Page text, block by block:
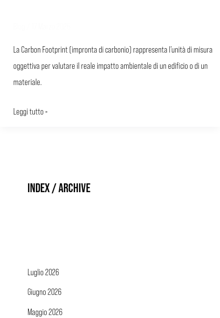
La Carbon Footprint (impronta di carbonio) rappresenta l’unità di misura
oggettiva per valutare il reale impatto ambientale di un edificio o di un
materiale.
Leggi tutto »
INDEX / ARCHIVE
Luglio 2026
Giugno 2026
Maggio 2026